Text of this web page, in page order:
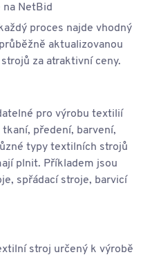
NetBid
proces najde vhodný
aktualizovanou
za atraktivní ceny.
pro výrobu textilií
předení, barvení,
typy textilních strojů
plnit. Příkladem jsou
spřádací stroje, barvicí
stroj určený k výrobě